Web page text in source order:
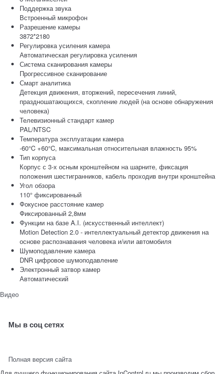
Поддержка звука
Встроенный микрофон
Разрешение камеры
3872*2180
Регулировка усиления камера
Автоматическая регулировка усиления
Система сканирования камеры
Прогрессивное сканирование
Смарт аналитика
Детекция движения, вторжений, пересечения линий,
праздношатающихся, скопление людей (на основе обнаружения
человека)
Телевизионный стандарт камер
PAL/NTSC
Температура эксплуатации камера
-60°C +60°C, максимальная относительная влажность 95%
Тип корпуса
Корпус с 3-х осным кронштейном на шарните, фиксация
положения шестигранников, кабель проходив внутри кронштейна
Угол обзора
110° фиксированный
Фокусное расстояние камер
Фиксированный 2,8мм
Функции на базе A.I. (искусственный интеллект)
Motion Detection 2.0 - интеллектуальный детектор движения на
основе распознавания человека и/или автомобиля
Шумоподавление камера
DNR цифровое шумоподавление
Электронный затвор камер
Автоматический
Видео
Мы в соц сетях
Полная версия сайта